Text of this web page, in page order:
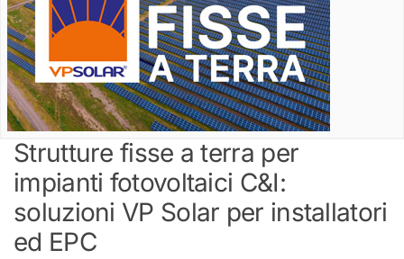
Strutture fisse a terra per
impianti fotovoltaici C&I:
soluzioni VP Solar per installatori
ed EPC